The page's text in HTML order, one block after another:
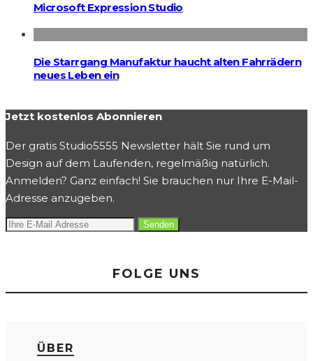
Microsoft Expression Studio
Die Starrgang Manufaktur haucht alten Fahrrädern
neues Leben ein
Jetzt kostenlos Abonnieren
Der gratis Studio5555 Newsletter hält Sie rund um
Design auf dem Laufenden, regelmäßig natürlich.
Anmelden? Ganz einfach! Sie brauchen nur Ihre E-Mail-
Adresse anzugeben.
FOLGE UNS
ÜBER